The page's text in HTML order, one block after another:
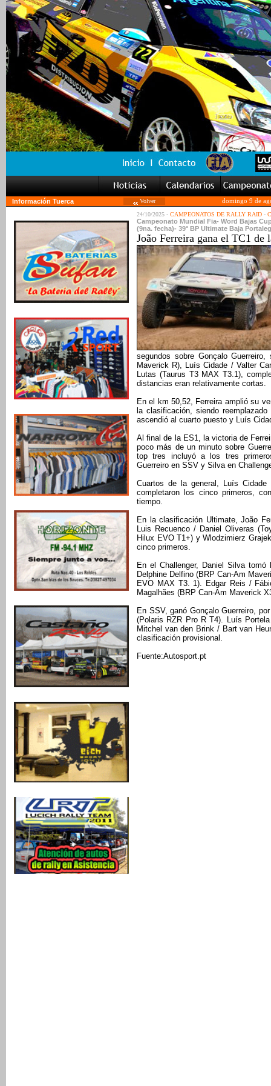
Información Tuerca Volver
domingo 9 de
24/10/2025 - CAMPEONATOS DE RALLY RAID -
Campeonato Mundial Fia- Word Bajas
(9na. fecha)- 39° BP Ultimate Baja
João Ferreira gana el TC1 de
segundos sobre Gonçalo
Maverick R), Luís Cidade / Valter
Lutas (Taurus T3 MAX T3.1),
distancias eran relativamente cortas.
En el km 50,52, Ferreira amplió su
la clasificación, siendo
ascendió al cuarto puesto y Luís
Al final de la ES1, la victoria de
poco más de un minuto sobre
top tres incluyó a los tres
Guerreiro en SSV y Silva en
Cuartos de la general, Luís
completaron los cinco primeros,
tiempo.
En la clasificación Ultimate, João
Luis Recuenco / Daniel Oliveras
Hilux EVO T1+) y Wlodzimierz
cinco primeros.
En el Challenger, Daniel Silva
Delphine Delfino (BRP Can-Am
EVO MAX T3. 1). Edgar Reis /
Magalhães (BRP Can-Am Maverick
En SSV, ganó Gonçalo Guerreiro,
(Polaris RZR Pro R T4). Luís
Mitchel van den Brink / Bart van
clasificación provisional.
Fuente:Autosport.pt